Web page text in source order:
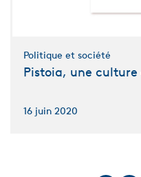
Politique et société
Pistoia, une
16 juin 2020